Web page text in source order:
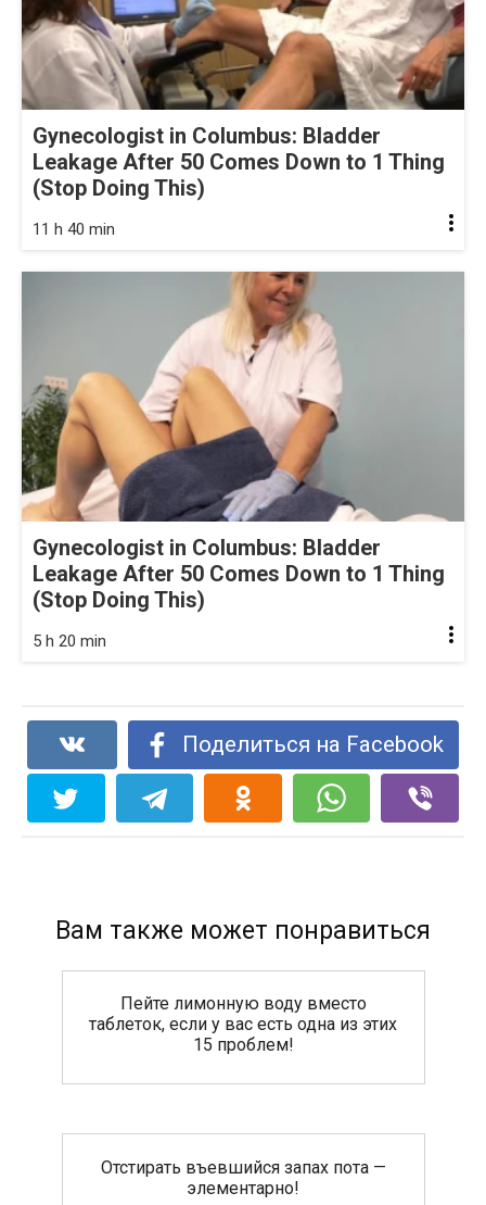
Gynecologist in Columbus: Bladder
Leakage After 50 Comes Down to 1 Thing
(Stop Doing This)
11 h 40 min
Gynecologist in Columbus: Bladder
Leakage After 50 Comes Down to 1 Thing
(Stop Doing This)
5 h 20 min
Поделиться на Facebook
Вам также может понравиться
Пейте лимонную воду вместо
таблеток, если у вас есть одна из этих
15 проблем!
Отстирать въевшийся запах пота —
элементарно!